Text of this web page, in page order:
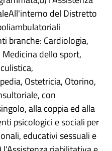
del Distretto
branche: Cardiologia,
dello sport,
Ostetricia, Otorino,
con
alla coppia ed alla
psicologici e sociali per
educativi sessuali e